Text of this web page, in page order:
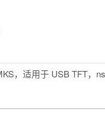
，适用于 USB TFT，